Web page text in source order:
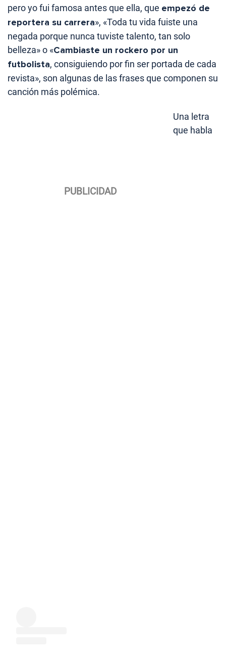
pero yo fui famosa antes que ella, que empezó de
reportera su carrera», «Toda tu vida fuiste una
negada porque nunca tuviste talento, tan solo
belleza» o «Cambiaste un rockero por un
futbolista, consiguiendo por fin ser portada de cada
revista», son algunas de las frases que componen su
canción más polémica.
Una letra
que habla